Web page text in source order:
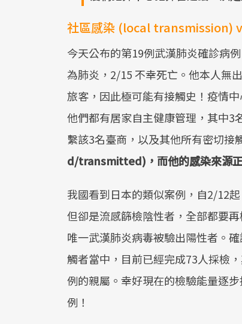
社區感染 (local transmission)
今天公布的第19例武漢肺炎確診病
為肺炎，2/15 不幸死亡。他本人無
旅客，因此極可能有接觸史！疫情
他們都有居家自主健康管理，其中3
繫該3名臺商，以及其他所有密切接
d/transmitted)，而他的感染來源
我國看到日本的類似案例，自2/12
但卻是流感篩檢陰性者，全部都要
唯一武漢肺炎病毒被驗出陽性者。
觸者當中，目前已經完成73人採檢
例的親屬。幸好現在的檢驗能量逐
例！